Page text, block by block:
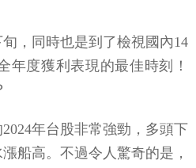
，同時也是到了檢視國內14
年度獲利表現的最佳時刻！
年台股非常強勁，多頭下
船高。不過令人驚奇的是，